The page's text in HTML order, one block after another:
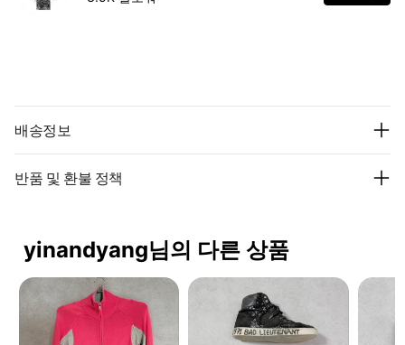
배송정보
반품 및 환불 정책
yinandyang님의 다른 상품